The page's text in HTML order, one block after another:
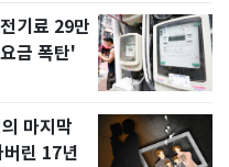
기료 29만
금 폭탄'
마지막
린 17년